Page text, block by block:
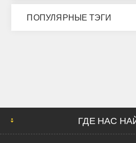
ПОПУЛЯРНЫЕ ТЭГИ
ГДЕ НАС